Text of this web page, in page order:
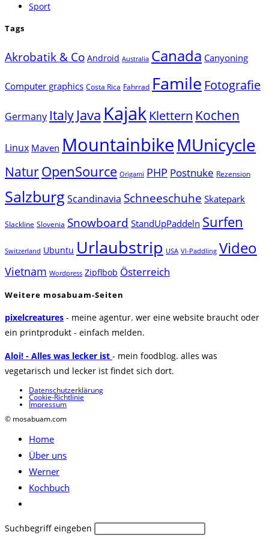
Sport
Tags
Akrobatik & Co Android Australia Canada Canyoning
Computer graphics Costa Rica Fahrrad Famile Fotografie
Germany Italy Java Kajak Klettern Kochen
Linux Maven MountainbikeMUnicycle
NaturOpenSource Origami PHP Postnuke Rezension
SalzburgScandinavia Schneeschuhe Skatepark
Slackline Slovenia Snowboard StandUpPaddeln Surfen
Switzerland Ubuntu Urlaubstrip USA VI-Paddling Video
Vietnam Wordpress Zipflbob Österreich
Weitere mosabuam-Seiten
pixelcreatures - meine agentur. wer eine website braucht oder
ein printprodukt - einfach melden.
Aloi! - Alles was lecker ist - mein foodblog. alles was
vegetarisch und lecker ist findet sich dort.
Datenschutzerklärung
Cookie-Richtlinie
Impressum
© mosabuam.com
Home
Über uns
Werner
Kochbuch
umschalten
Diese
Suchbegriff eingeben